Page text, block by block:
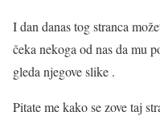
I dan danas tog stranca
čeka nekoga od nas da mu
gleda njegove slike .
Pitate me kako se zove taj